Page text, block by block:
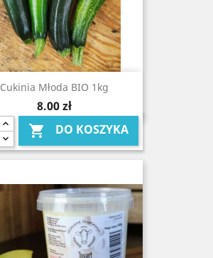
Cukinia Młoda BIO 1kg
Cena
8,00 zł
 DO KOSZYKA